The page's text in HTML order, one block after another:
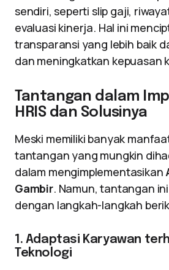
sendiri, seperti slip gaji,
evaluasi kinerja. Hal ini
transparansi yang lebih baik
dan meningkatkan kepuasan
Tantangan dalam
HRIS dan Solusinya
Meski memiliki banyak
tantangan yang mungkin
dalam mengimplementasikan
Gambir. Namun, tantangan
dengan langkah-langkah
1. Adaptasi Karyawan
Teknologi